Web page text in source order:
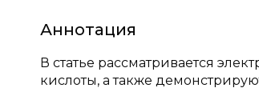
Аннотация
В статье рассматривается
кислоты, а также